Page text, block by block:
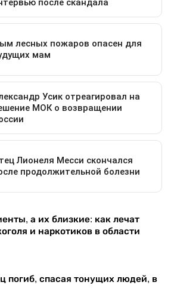
а их близкие: как лечат
и наркотиков в области
погиб, спасая тонущих людей, в